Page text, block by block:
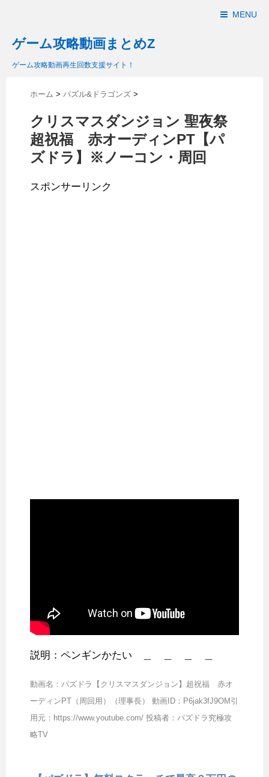
MENU
ゲーム攻略動画まとめZ
ゲーム攻略動画再生回数支援サイト！
ホーム > パズル&ドラゴンズ >
クリスマスダンジョン 聖夜祭
超祝福 赤オーディンPT【パ
ズドラ】※ノーコン・周回
スポンサーリンク
説明：ペンギンかたい ＿ ＿ ＿ ＿
動画名：パズドラ【クリスマスダンジョン】超祝福 赤オ
ーディンPT（周回用）（理事長） 動画ID：P6jak3fJ9OM引
用元：https://www.youtube.com/ 投稿者：パズドラ究極攻
略TV